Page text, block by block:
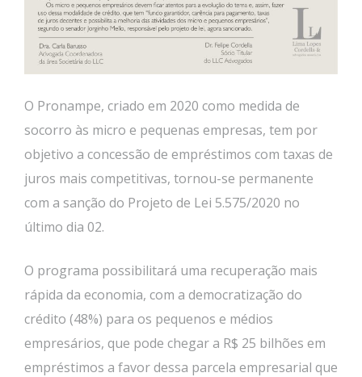
O Pronampe, criado em 2020 como medida de
socorro às micro e pequenas empresas, tem por
objetivo a concessão de empréstimos com taxas de
juros mais competitivas, tornou-se permanente
com a sanção do Projeto de Lei 5.575/2020 no
último dia 02.
O programa possibilitará uma recuperação mais
rápida da economia, com a democratização do
crédito (48%) para os pequenos e médios
empresários, que pode chegar a R$ 25 bilhões em
empréstimos a favor dessa parcela empresarial que